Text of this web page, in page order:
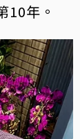
10年。